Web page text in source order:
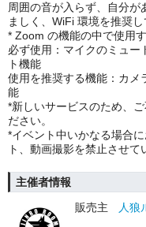
周囲の音が入らず、自分
ましく、 WiFi 環境を推奨し
* Zoom の機能の中で使用
必ず使用：マイクのミュー
ト機能
使用を推奨する機能：カメ
能
*新しいサービスのため、
ださい。
*イベント中いかなる場合
ト、動画撮影を禁止させて
主催者情報
販売主
人狼